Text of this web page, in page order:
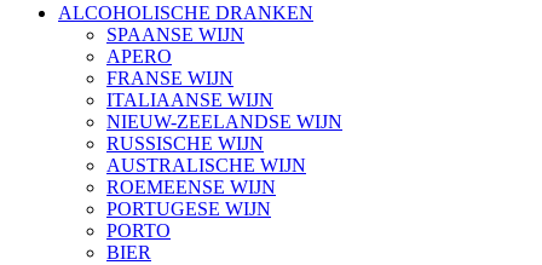
ALCOHOLISCHE DRANKEN
SPAANSE WIJN
APERO
FRANSE WIJN
ITALIAANSE WIJN
NIEUW-ZEELANDSE WIJN
RUSSISCHE WIJN
AUSTRALISCHE WIJN
ROEMEENSE WIJN
PORTUGESE WIJN
PORTO
BIER